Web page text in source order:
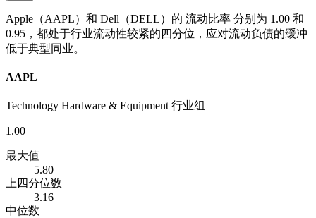
Apple（AAPL）和 Dell（DELL）的 流动比率 分别为 1.00 和
0.95，都处于行业流动性较紧的四分位，应对流动负债的缓冲
低于典型同业。
AAPL
Technology Hardware & Equipment 行业组
1.00
最大值
5.80
上四分位数
3.16
中位数